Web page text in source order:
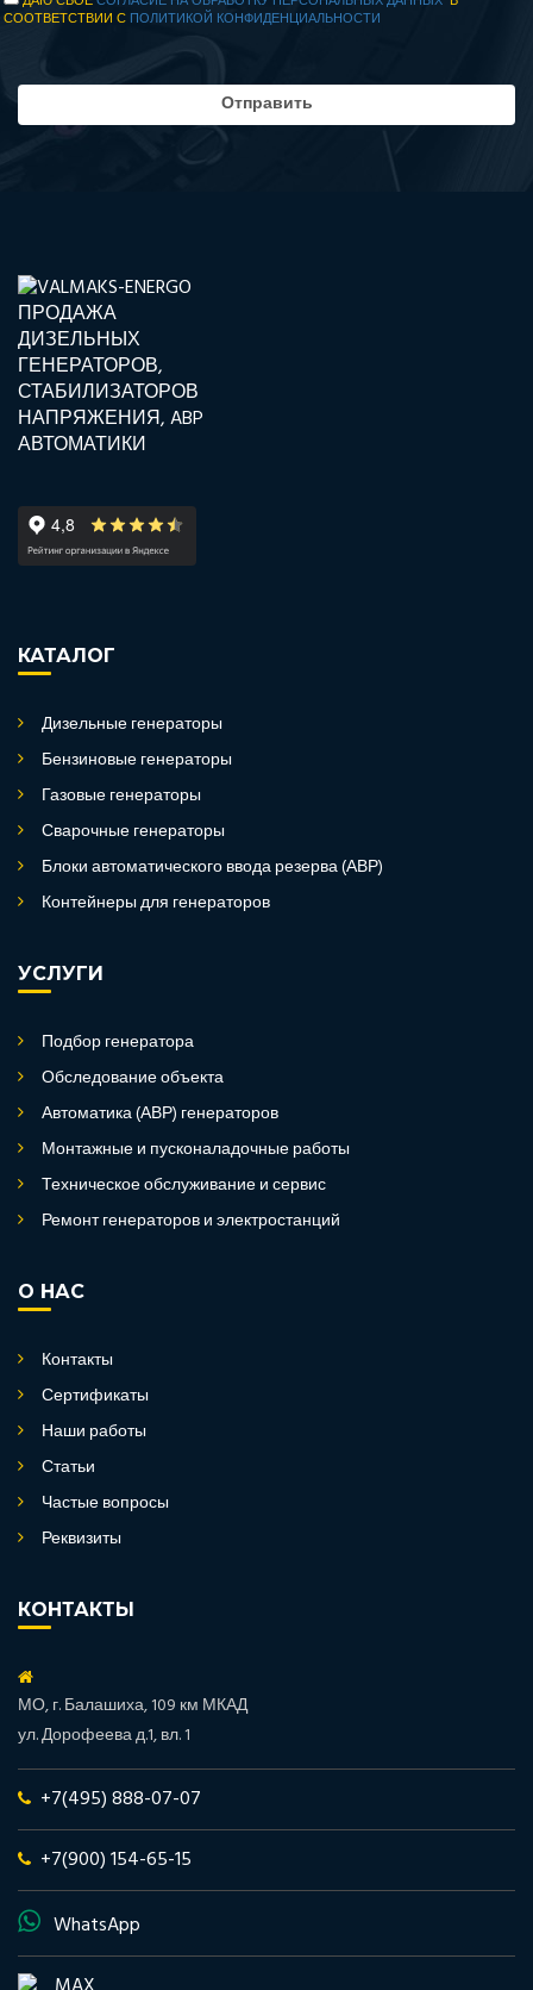
СООТВЕТСТВИИ С ПОЛИТИКОЙ КОНФИДЕНЦИАЛЬНОСТИ
КАТАЛОГ
Дизельные генераторы
Бензиновые генераторы
Газовые генераторы
Сварочные генераторы
Блоки автоматического ввода резерва (АВР)
Контейнеры для генераторов
УСЛУГИ
Подбор генератора
Обследование объекта
Автоматика (АВР) генераторов
Монтажные и пусконаладочные работы
Техническое обслуживание и сервис
Ремонт генераторов и электростанций
О НАС
Контакты
Сертификаты
Наши работы
Статьи
Частые вопросы
Реквизиты
КОНТАКТЫ
МО, г. Балашиха, 109 км МКАД
ул. Дорофеева д.1, вл. 1
+7(495) 888-07-07
+7(900) 154-65-15
WhatsApp